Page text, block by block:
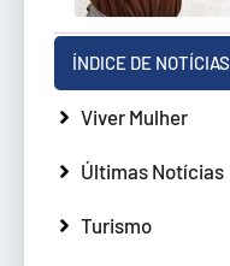
ÍNDICE DE NOTÍCIAS
Viver Mulher
Últimas Notícias
Turismo